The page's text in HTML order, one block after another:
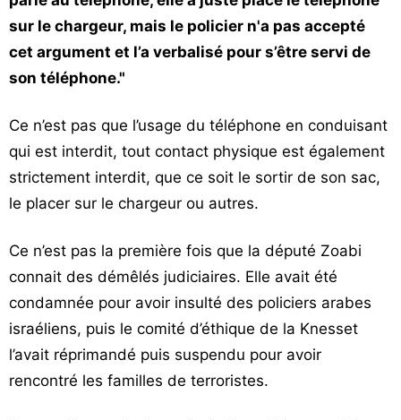
sur le chargeur, mais le policier n'a pas accepté
cet argument et l’a verbalisé pour s’être servi de
son téléphone."
Ce n’est pas que l’usage du téléphone en conduisant
qui est interdit, tout contact physique est également
strictement interdit, que ce soit le sortir de son sac,
le placer sur le chargeur ou autres.
Ce n’est pas la première fois que la député Zoabi
connait des démêlés judiciaires. Elle avait été
condamnée pour avoir insulté des policiers arabes
israéliens, puis le comité d’éthique de la Knesset
l’avait réprimandé puis suspendu pour avoir
rencontré les familles de terroristes.